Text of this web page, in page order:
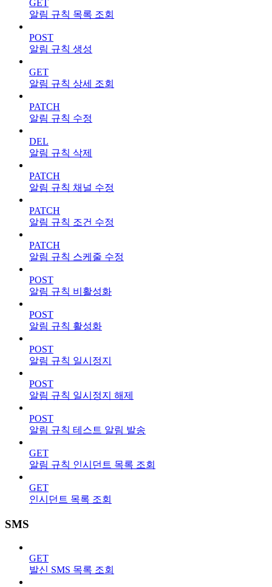
GET
알림 규칙 목록 조회
POST
알림 규칙 생성
GET
알림 규칙 상세 조회
PATCH
알림 규칙 수정
DEL
알림 규칙 삭제
PATCH
알림 규칙 채널 수정
PATCH
알림 규칙 조건 수정
PATCH
알림 규칙 스케줄 수정
POST
알림 규칙 비활성화
POST
알림 규칙 활성화
POST
알림 규칙 일시정지
POST
알림 규칙 일시정지 해제
POST
알림 규칙 테스트 알림 발송
GET
알림 규칙 인시던트 목록 조회
GET
인시던트 목록 조회
SMS
GET
발신 SMS 목록 조회